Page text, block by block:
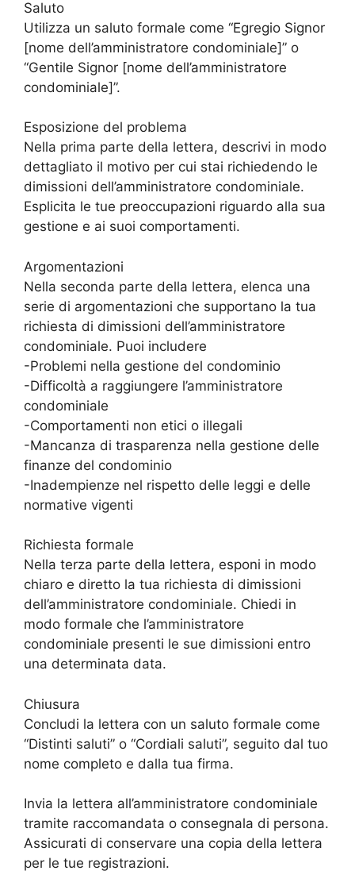
Saluto
Utilizza un saluto formale come “Egregio Signor
[nome dell’amministratore condominiale]” o
“Gentile Signor [nome dell’amministratore
condominiale]”.
Esposizione del problema
Nella prima parte della lettera, descrivi in modo
dettagliato il motivo per cui stai richiedendo le
dimissioni dell’amministratore condominiale.
Esplicita le tue preoccupazioni riguardo alla sua
gestione e ai suoi comportamenti.
Argomentazioni
Nella seconda parte della lettera, elenca una
serie di argomentazioni che supportano la tua
richiesta di dimissioni dell’amministratore
condominiale. Puoi includere
-Problemi nella gestione del condominio
-Difficoltà a raggiungere l’amministratore
condominiale
-Comportamenti non etici o illegali
-Mancanza di trasparenza nella gestione delle
finanze del condominio
-Inadempienze nel rispetto delle leggi e delle
normative vigenti
Richiesta formale
Nella terza parte della lettera, esponi in modo
chiaro e diretto la tua richiesta di dimissioni
dell’amministratore condominiale. Chiedi in
modo formale che l’amministratore
condominiale presenti le sue dimissioni entro
una determinata data.
Chiusura
Concludi la lettera con un saluto formale come
“Distinti saluti” o “Cordiali saluti”, seguito dal tuo
nome completo e dalla tua firma.
Invia la lettera all’amministratore condominiale
tramite raccomandata o consegnala di persona.
Assicurati di conservare una copia della lettera
per le tue registrazioni.